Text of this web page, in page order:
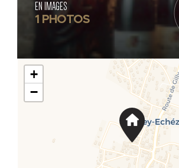
EN IMAGES
1 PHOTOS
+
−